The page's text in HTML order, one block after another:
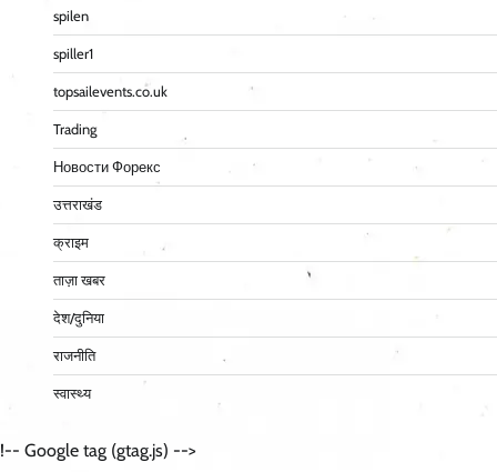
spilen
spiller1
topsailevents.co.uk
Trading
Новости Форекс
उत्तराखंड
क्राइम
ताज़ा खबर
देश/दुनिया
राजनीति
स्वास्थ्य
!-- Google tag (gtag.js) -->